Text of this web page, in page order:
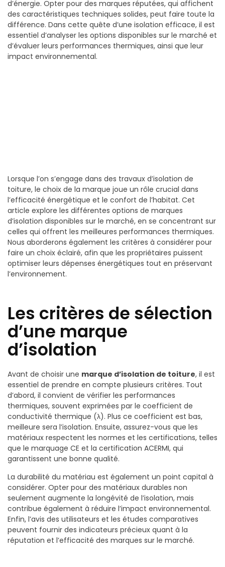
d’énergie. Opter pour des marques réputées, qui affichent
des caractéristiques techniques solides, peut faire toute la
différence. Dans cette quête d’une isolation efficace, il est
essentiel d’analyser les options disponibles sur le marché et
d’évaluer leurs performances thermiques, ainsi que leur
impact environnemental.
Lorsque l’on s’engage dans des travaux d’isolation de
toiture, le choix de la marque joue un rôle crucial dans
l’efficacité énergétique et le confort de l’habitat. Cet
article explore les différentes options de marques
d’isolation disponibles sur le marché, en se concentrant sur
celles qui offrent les meilleures performances thermiques.
Nous aborderons également les critères à considérer pour
faire un choix éclairé, afin que les propriétaires puissent
optimiser leurs dépenses énergétiques tout en préservant
l’environnement.
Les critères de sélection
d’une marque
d’isolation
Avant de choisir une marque d’isolation de toiture, il est
essentiel de prendre en compte plusieurs critères. Tout
d’abord, il convient de vérifier les performances
thermiques, souvent exprimées par le coefficient de
conductivité thermique (λ). Plus ce coefficient est bas,
meilleure sera l’isolation. Ensuite, assurez-vous que les
matériaux respectent les normes et les certifications, telles
que le marquage CE et la certification ACERMI, qui
garantissent une bonne qualité.
La durabilité du matériau est également un point capital à
considérer. Opter pour des matériaux durables non
seulement augmente la longévité de l’isolation, mais
contribue également à réduire l’impact environnemental.
Enfin, l’avis des utilisateurs et les études comparatives
peuvent fournir des indicateurs précieux quant à la
réputation et l’efficacité des marques sur le marché.